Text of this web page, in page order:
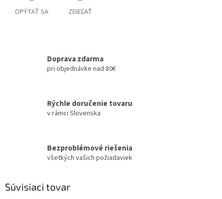
OPÝTAŤ SA ZDIEĽAŤ
Doprava zdarma
pri objednávke nad 80€
Rýchle doručenie tovaru
v rámci Slovenska
Bezproblémové riešenia
všetkých vašich požiadaviek
Súvisiaci tovar